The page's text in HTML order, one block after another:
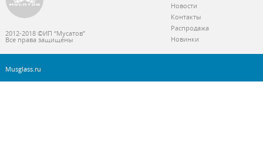
2012-2018 ©ИП “Мусатов”
Все права защищены
Новости
Контакты
Распродажа
Новинки
Musglass.ru